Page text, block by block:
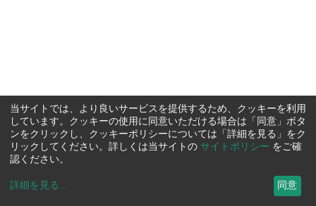
当サイトでは、より良いサービスを提供するため、クッキーを利用
しています。クッキーの使用に同意いただける場合は「同意」ボタ
ンをクリックし、クッキーポリシーについては「詳細を見る」をク
リックしてください。詳しくは当サイトの サイトポリシー をご確
認ください。
詳細を見る ... 同意